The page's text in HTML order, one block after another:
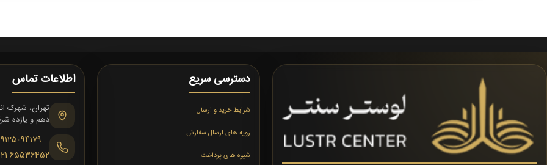
دسترسی سریع
شرایط خرید و ارسال
رویه های ارسال سفارش
شیوه های پرداخت
اطلاعات تماس
دهم و یازده
65536452